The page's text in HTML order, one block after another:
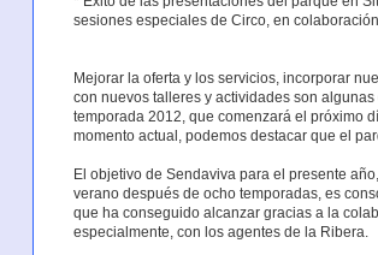
sesiones especiales de Circo, en
Mejorar la oferta y los servicios, incorporar
con nuevos talleres y actividades son
temporada 2012, que comenzará el próximo
momento actual, podemos destacar que el
El objetivo de Sendaviva para el presente
verano después de ocho temporadas, es
que ha conseguido alcanzar gracias a la
especialmente, con los agentes de la Ribera.